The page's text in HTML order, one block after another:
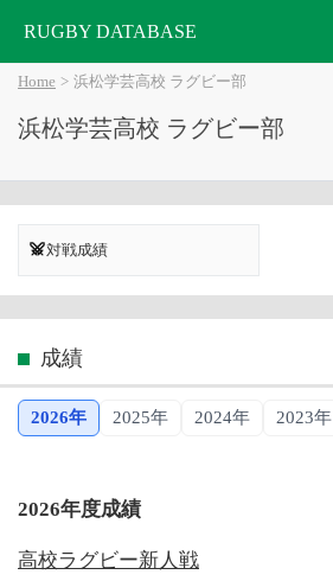
RUGBY DATABASE
Home 浜松学芸高校 ラグビー部
浜松学芸高校 ラグビー部
対戦成績
成績
2026年 2025年 2024年 2023年
2026年度成績
高校ラグビー新人戦